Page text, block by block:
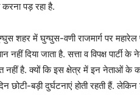
करना पड़ रहा है.
शहर में घुग्घुस-वणी राजमार्ग पर महारेल
नहीं दिया जाता है. सत्ता व विपक्ष पार्टी
है. क्यों कि इस क्षेत्र में इन नेताओं के
छोटी-बड़ी दुर्घटनाएं होती रहती हैं.